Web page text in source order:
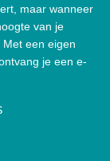
maar wanneer
van je
een eigen
je een e-